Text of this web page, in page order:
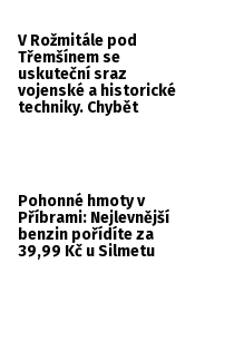
V Rožmitále pod
Třemšínem se
uskuteční sraz
vojenské a historické
techniky. Chybět
Pohonné hmoty v
Příbrami: Nejlevnější
benzin pořídíte za
39,99 Kč u Silmetu